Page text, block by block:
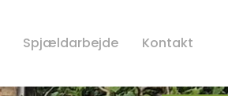
Spjældarbejde Kontakt